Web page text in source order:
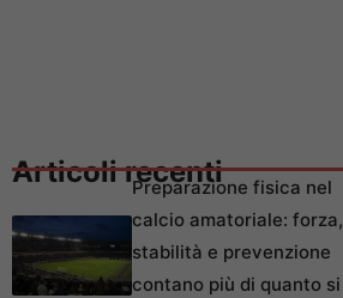
Articoli recentiPreparazione fisica nel
calcio amatoriale: forza,
stabilità e prevenzione
contano più di quanto si